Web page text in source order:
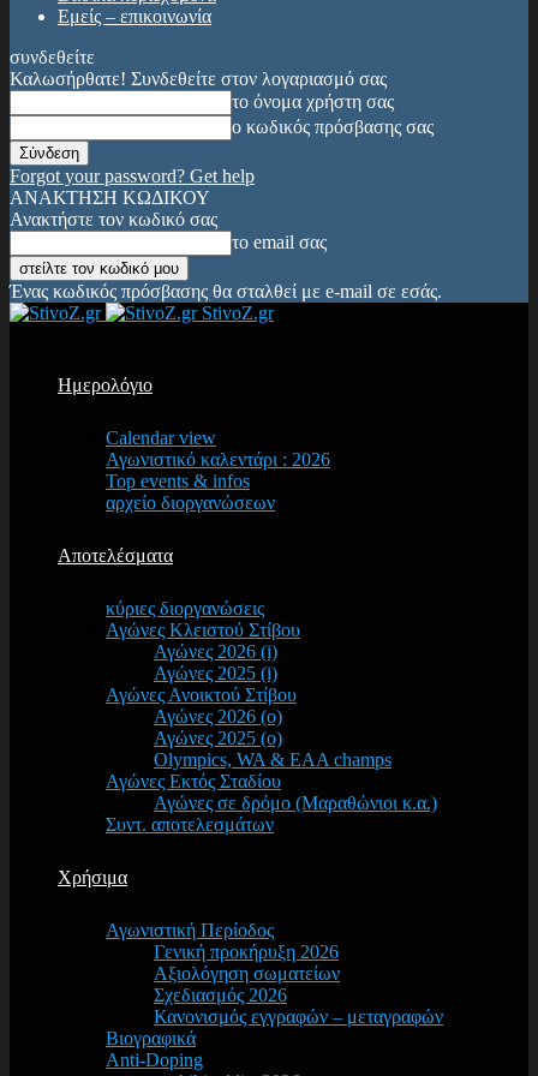
Εμείς – επικοινωνία
συνδεθείτε
Καλωσήρθατε! Συνδεθείτε στον λογαριασμό σας
το όνομα χρήστη σας
ο κωδικός πρόσβασης σας
Forgot your password? Get help
ΑΝΑΚΤΗΣΗ ΚΩΔΙΚΟΥ
Ανακτήστε τον κωδικό σας
το email σας
Ένας κωδικός πρόσβασης θα σταλθεί με e-mail σε εσάς.
StivoZ.gr
Ημερολόγιο
Calendar view
Αγωνιστικό καλεντάρι : 2026
Top events & infos
αρχείο διοργανώσεων
Αποτελέσματα
κύριες διοργανώσεις
Αγώνες Κλειστού Στίβου
Αγώνες 2026 (i)
Αγώνες 2025 (i)
Αγώνες Ανοικτού Στίβου
Αγώνες 2026 (o)
Αγώνες 2025 (o)
Olympics, WA & EAA champs
Αγώνες Εκτός Σταδίου
Αγώνες σε δρόμο (Μαραθώνιοι κ.α.)
Συντ. αποτελεσμάτων
Χρήσιμα
Αγωνιστική Περίοδος
Γενική προκήρυξη 2026
Αξιολόγηση σωματείων
Σχεδιασμός 2026
Κανονισμός εγγραφών – μεταγραφών
Βιογραφικά
Anti-Doping